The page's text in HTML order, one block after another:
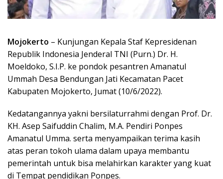
Mojokerto – Kunjungan Kepala Staf Kepresidenan
Republik Indonesia Jenderal TNI (Purn.) Dr. H.
Moeldoko, S.I.P. ke pondok pesantren Amanatul
Ummah Desa Bendungan Jati Kecamatan Pacet
Kabupaten Mojokerto, Jumat (10/6/2022).
Kedatangannya yakni bersilaturrahmi dengan Prof. Dr.
KH. Asep Saifuddin Chalim, M.A. Pendiri Ponpes
Amanatul Umma. serta menyampaikan terima kasih
atas peran tokoh ulama dalam upaya membantu
pemerintah untuk bisa melahirkan karakter yang kuat
di Tempat pendidikan Ponpes.